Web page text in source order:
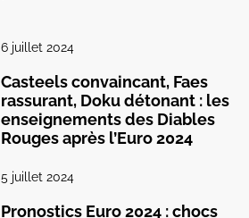
6 juillet 2024
Casteels convaincant, Faes
rassurant, Doku détonant : les
enseignements des Diables
Rouges après l’Euro 2024
5 juillet 2024
Pronostics Euro 2024 : chocs